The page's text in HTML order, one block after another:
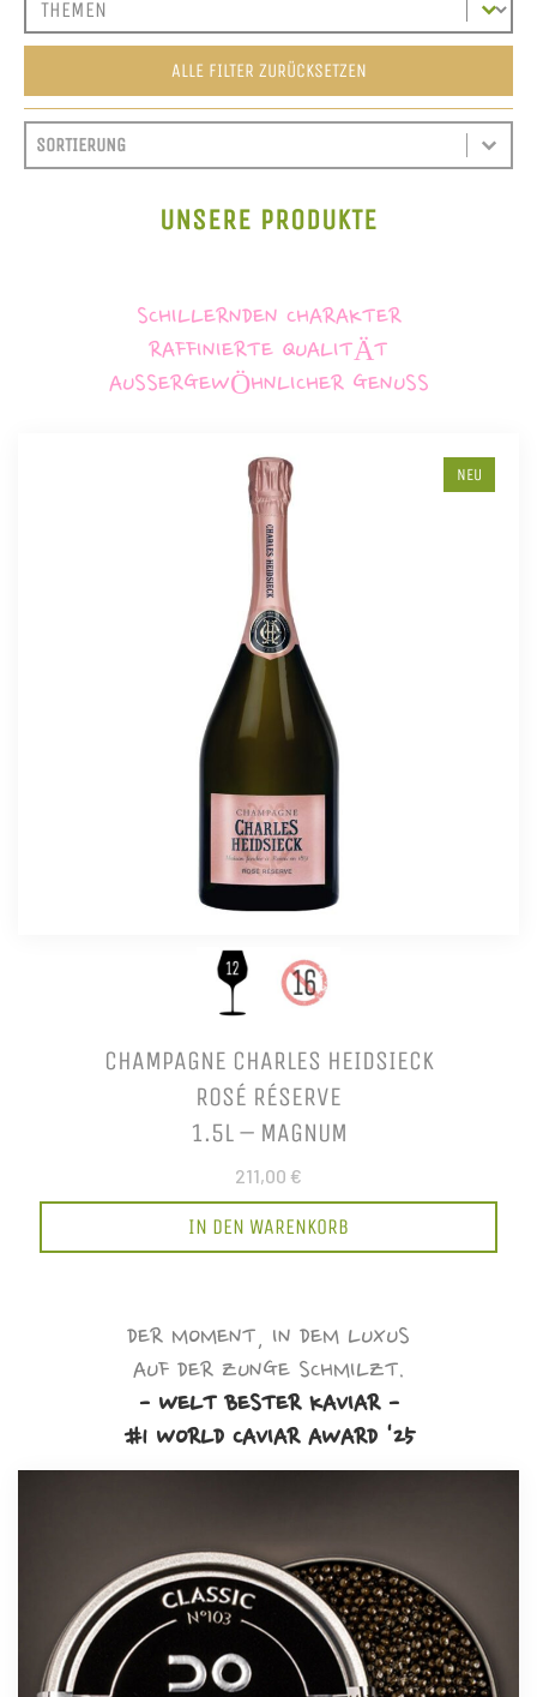
ALLE FILTER ZURÜCKSETZEN
SORTIEREN
SORT CONTENT
SORT CONTENT
UNSERE PRODUKTE
SCHILLERNDEN CHARAKTER
RAFFINIERTE QUALITÄT
AUSSERGEWÖHNLICHER GENUSS
NEU
CHAMPAGNE CHARLES HEIDSIECK
ROSÉ RÉSERVE
1.5L – MAGNUM
211,00 €
IN DEN WARENKORB
DER MOMENT, IN DEM LUXUS
AUF DER ZUNGE SCHMILZT.
- WELT BESTER KAVIAR -
#1 WORLD CAVIAR AWARD '25